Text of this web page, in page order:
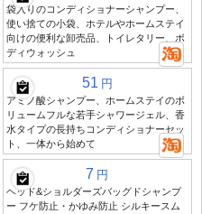
袋入りのコンディショナーシャンプー、
使い捨ての小袋、ホテルやホームステイ
向けの便利な卸売品、トイレタリー、ボ
ディウォッシュ
51 円
アミノ酸シャンプー、ホームステイのボ
リュームフルな若手シャワージェル、香
水タイプの長持ちコンディショナーセッ
ト、一体から始めて
7 円
ヘッド&ショルダーズバッグドシャンプ
ー フケ防止・かゆみ防止 シルキースム